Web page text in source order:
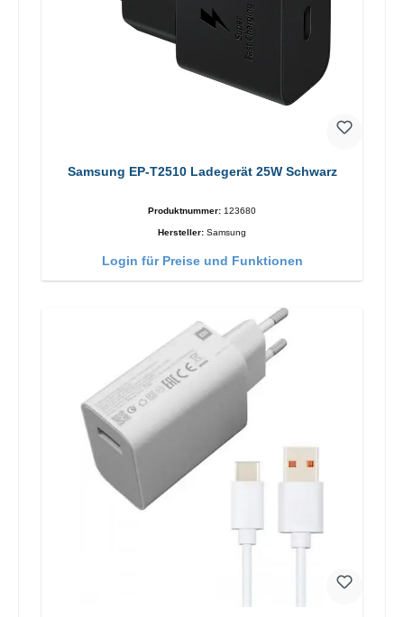
Samsung EP-T2510 Ladegerät 25W Schwarz
Produktnummer: 123680
Hersteller: Samsung
Login für Preise und Funktionen